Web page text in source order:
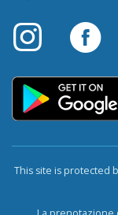
This site is protected